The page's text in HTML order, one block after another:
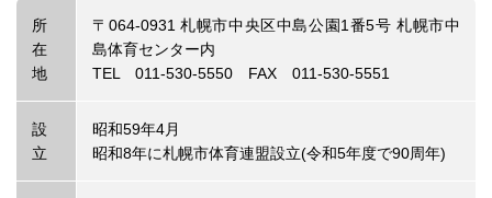
所
在
地
〒064-0931 札幌市中央区中島公園1番5号 札幌市中
島体育センター内
TEL 011-530-5550 FAX 011-530-5551
設
立
昭和59年4月
昭和8年に札幌市体育連盟設立(令和5年度で90周年)